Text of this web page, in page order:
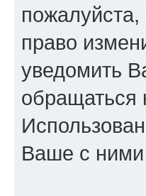
право
уведомить
обращаться
Ваше с ними